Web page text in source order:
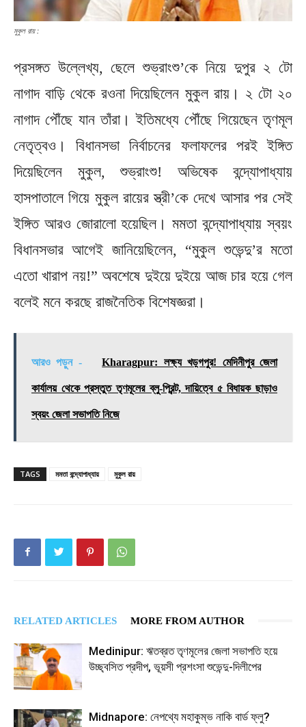
মুকুল রায় :
প্রসঙ্গত উল্লেখ্য, ছেলে শুভ্রাংশু’কে নিয়ে দুপুর ২ টো
নাগাদ বাড়ি থেকে রওনা দিয়েছিলেন মুকুল রায়। ২ টো ২০
নাগাদ পৌঁছে যান তাঁরা। ইতিমধ্যে পৌঁছে গিয়েছেন তৃণমূল
নেতৃত্বও। বিধানসভা নির্বাচনের ফলাফলের পরই ইঙ্গিত
দিয়েছিলেন মুকুল, শুভ্রাংশু! অভিষেক বন্দ্যোপাধ্যায়
হাসপাতালে গিয়ে মুকুল রায়ের স্ত্রী’কে দেখে আসার পর সেই
ইঙ্গিত আরও জোরালো হয়েছিল। মমতা বন্দ্যোপাধ্যায় স্বয়ং
বিধানসভার আগেই জানিয়েছিলেন, “মুকুল শুভেন্দু’র মতো
এতো খারাপ নয়!” অবশেষে দুইয়ে দুইয়ে আজ চার হয়ে গেল
বলেই মনে করছে রাজনৈতিক বিশেষজ্ঞরা।
আরও পড়ুন - Kharagpur: লক্ষ্য খড়্গপুর! মেদিনীপুর জেলা
কার্যালয় থেকে প্রস্তুত তৃণমূলের ব্লু-প্রিন্ট, দায়িত্বে ৫ বিধায়ক ছাড়াও
স্বয়ং জেলা সভাপতি নিজে
TAGS মমতা বন্দ্যোপাধ্যায় মুকুল রায়
RELATED ARTICLES MORE FROM AUTHOR
Medinipur: ঋতব্রত তৃণমূলের জেলা সভাপতি হয়ে
উচ্ছ্বসিত প্রদীপ, ভূয়সী প্রশংসা শুভেন্দু-দিলীপের
Midnapore: নেপথ্যে মহাকুম্ভ নাকি বার্ড ফ্লু?